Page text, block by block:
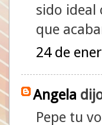
sido ideal
que
24 de
Angela
Pepe tu